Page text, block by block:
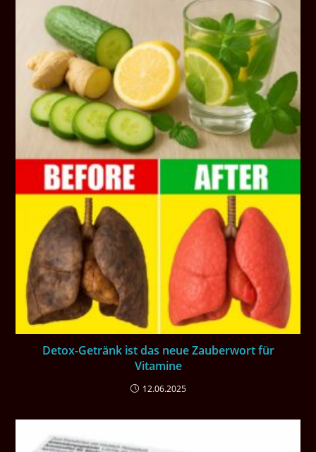
Detox-Getränk ist das neue Zauberwort für
Vitamine
12.06.2025